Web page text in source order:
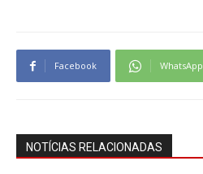
Facebook WhatsApp
NOTÍCIAS RELACIONADAS